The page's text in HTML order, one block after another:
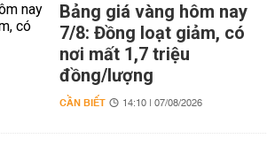
Bảng giá vàng hôm nay
7/8: Đồng loạt giảm, có
nơi mất 1,7 triệu
đồng/lượng
CẦN BIẾT 14:10 | 07/08/2026